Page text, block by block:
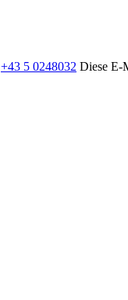
+43 5 0248032 Diese E-